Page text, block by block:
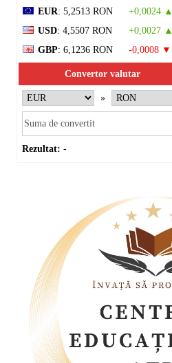
EUR: 5,2513 RON
+0,0024 ▲
USD: 4,5507 RON
+0,0027 ▲
GBP: 6,1236 RON -0,0008 ▼
Convertor valutar
»
Rezultat: -